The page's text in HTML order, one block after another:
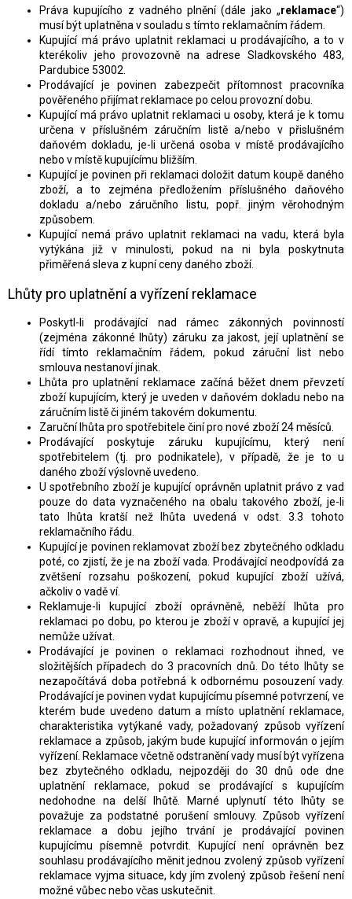
Práva kupujícího z vadného plnění (dále jako „reklamace“)
musí být uplatněna v souladu s tímto reklamačním řádem.
Kupující má právo uplatnit reklamaci u prodávajícího, a to v
kterékoliv jeho provozovně na adrese Sladkovského 483,
Pardubice 53002.
Prodávající je povinen zabezpečit přítomnost pracovníka
pověřeného přijímat reklamace po celou provozní dobu.
Kupující má právo uplatnit reklamaci u osoby, která je k tomu
určena v příslušném záručním listě a/nebo v přislušném
daňovém dokladu, je-li určená osoba v místě prodávajícího
nebo v místě kupujícímu bližším.
Kupující je povinen při reklamaci doložit datum koupě daného
zboží, a to zejména předložením příslušného daňového
dokladu a/nebo záručního listu, popř. jiným věrohodným
způsobem.
Kupující nemá právo uplatnit reklamaci na vadu, která byla
vytýkána již v minulosti, pokud na ni byla poskytnuta
přiměřená sleva z kupní ceny daného zboží.
Lhůty pro uplatnění a vyřízení reklamace
Poskytl-li prodávající nad rámec zákonných povinností
(zejména zákonné lhůty) záruku za jakost, její uplatnění se
řídí tímto reklamačním řádem, pokud záruční list nebo
smlouva nestanoví jinak.
Lhůta pro uplatnění reklamace začíná běžet dnem převzetí
zboží kupujícím, který je uveden v daňovém dokladu nebo na
záručním listě či jiném takovém dokumentu.
Zaruční lhůta pro spotřebitele činí pro nové zboží 24 měsíců.
Prodávající poskytuje záruku kupujícímu, který není
spotřebitelem (tj. pro podnikatele), v případě, že je to u
daného zboží výslovně uvedeno.
U spotřebního zboží je kupující oprávněn uplatnit právo z vad
pouze do data vyznačeného na obalu takového zboží, je-li
tato lhůta kratší než lhůta uvedená v odst. 3.3 tohoto
reklamačního řádu.
Kupující je povinen reklamovat zboží bez zbytečného odkladu
poté, co zjistí, že je na zboží vada. Prodávající neodpovídá za
zvětšení rozsahu poškození, pokud kupující zboží užívá,
ačkoliv o vadě ví.
Reklamuje-li kupující zboží oprávněně, neběží lhůta pro
reklamaci po dobu, po kterou je zboží v opravě, a kupující jej
nemůže užívat.
Prodávající je povinen o reklamaci rozhodnout ihned, ve
složitějších případech do 3 pracovních dnů. Do této lhůty se
nezapočítává doba potřebná k odbornému posouzení vady.
Prodávající je povinen vydat kupujícímu písemné potvrzení, ve
kterém bude uvedeno datum a místo uplatnění reklamace,
charakteristika vytýkané vady, požadovaný způsob vyřízení
reklamace a způsob, jakým bude kupující informován o jejím
vyřízení. Reklamace včetně odstranění vady musí být vyřízena
bez zbytečného odkladu, nejpozději do 30 dnů ode dne
uplatnění reklamace, pokud se prodávající s kupujícím
nedohodne na delší lhůtě. Marné uplynutí této lhůty se
považuje za podstatné porušení smlouvy. Způsob vyřízení
reklamace a dobu jejího trvání je prodávající povinen
kupujícímu písemně potvrdit. Kupující není oprávněn bez
souhlasu prodávajícího měnit jednou zvolený způsob vyřízení
reklamace vyjma situace, kdy jím zvolený způsob řešení není
možné vůbec nebo včas uskutečnit.